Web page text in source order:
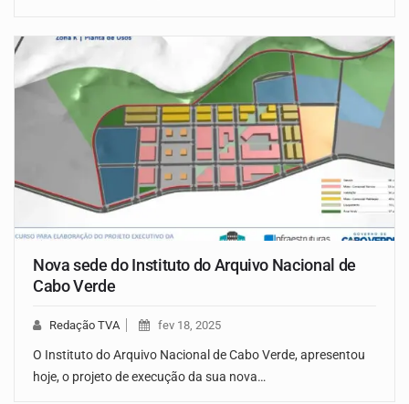
Nova sede do Instituto do Arquivo Nacional de
Cabo Verde
Redação TVA fev 18, 2025
O Instituto do Arquivo Nacional de Cabo Verde, apresentou
hoje, o projeto de execução da sua nova…